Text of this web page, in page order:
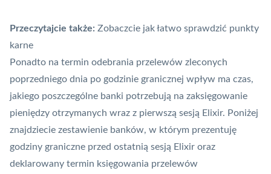
Przeczytajcie także: Zobaczcie jak łatwo sprawdzić punkty
karne
Ponadto na termin odebrania przelewów zleconych
poprzedniego dnia po godzinie granicznej wpływ ma czas,
jakiego poszczególne banki potrzebują na zaksięgowanie
pieniędzy otrzymanych wraz z pierwszą sesją Elixir. Poniżej
znajdziecie zestawienie banków, w którym prezentuję
godziny graniczne przed ostatnią sesją Elixir oraz
deklarowany termin księgowania przelewów